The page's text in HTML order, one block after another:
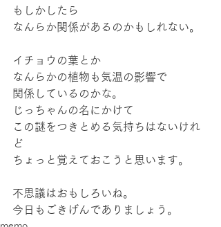
もしかしたら
なんらか関係があるのかもしれない。
イチョウの葉とか
なんらかの植物も気温の影響で
関係しているのかな。
じっちゃんの名にかけて
この謎をつきとめる気持ちはないけれ
ど
ちょっと覚えておこうと思います。
不思議はおもしろいね。
今日もごきげんでありましょう。